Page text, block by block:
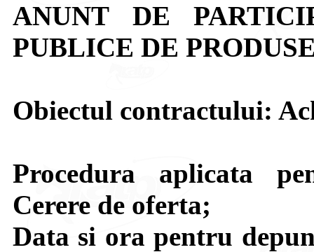
ANUNT DE
PUBLICE DE
Obiectul contractului:
Procedura aplicata
Cerere de oferta;
Data si ora pentru